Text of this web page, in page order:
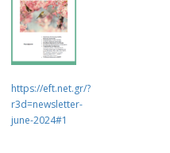
https://eft.net.gr/?
r3d=newsletter-
june-2024#1